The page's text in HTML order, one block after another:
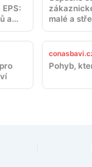
a
malé a
Pohyb,